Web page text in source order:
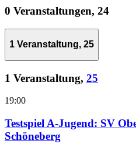
0 Veranstaltungen, 24
1 Veranstaltung, 25
1 Veranstaltung, 25
19:00
Testspiel A-Jugend: SV
Schöneberg